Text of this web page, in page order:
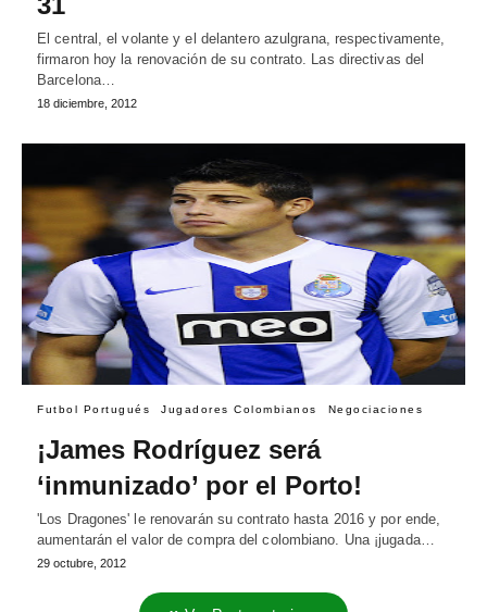
El central, el volante y el delantero azulgrana, respectivamente,
firmaron hoy la renovación de su contrato. Las directivas del
Barcelona…
18 diciembre, 2012
Futbol Portugués Jugadores Colombianos Negociaciones
¡James Rodríguez será
‘inmunizado’ por el Porto!
'Los Dragones' le renovarán su contrato hasta 2016 y por ende,
aumentarán el valor de compra del colombiano. Una ¡jugada…
29 octubre, 2012